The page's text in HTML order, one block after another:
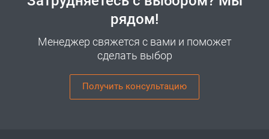
рядом!
Менеджер свяжется с вами и поможет
сделать выбор
Получить консультацию